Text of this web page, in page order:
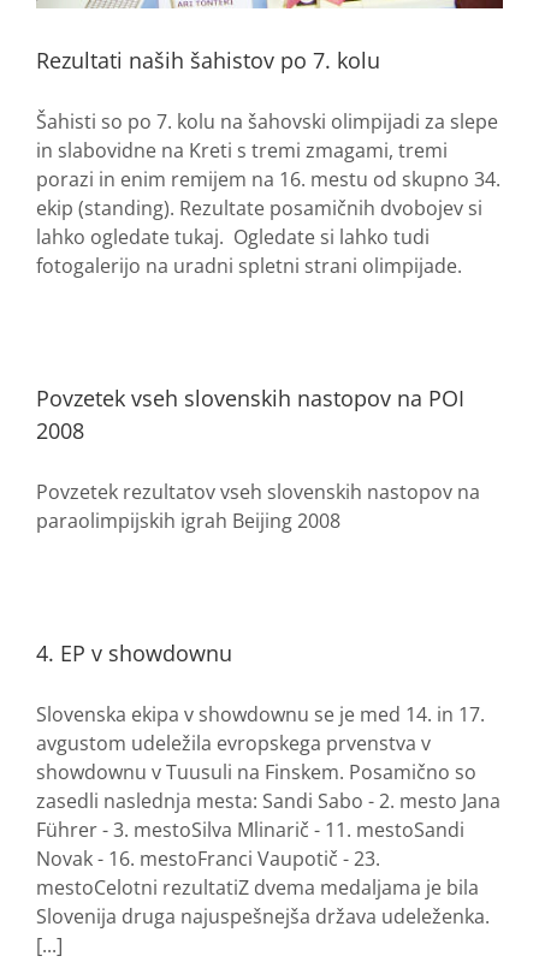
Rezultati naših šahistov po 7. kolu
Šahisti so po 7. kolu na šahovski olimpijadi za slepe
in slabovidne na Kreti s tremi zmagami, tremi
porazi in enim remijem na 16. mestu od skupno 34.
ekip (standing). Rezultate posamičnih dvobojev si
lahko ogledate tukaj. Ogledate si lahko tudi
fotogalerijo na uradni spletni strani olimpijade.
Povzetek vseh slovenskih nastopov na POI
2008
Povzetek rezultatov vseh slovenskih nastopov na
paraolimpijskih igrah Beijing 2008
4. EP v showdownu
Slovenska ekipa v showdownu se je med 14. in 17.
avgustom udeležila evropskega prvenstva v
showdownu v Tuusuli na Finskem. Posamično so
zasedli naslednja mesta: Sandi Sabo - 2. mesto Jana
Führer - 3. mestoSilva Mlinarič - 11. mestoSandi
Novak - 16. mestoFranci Vaupotič - 23.
mestoCelotni rezultatiZ dvema medaljama je bila
Slovenija druga najuspešnejša država udeleženka.
[...]